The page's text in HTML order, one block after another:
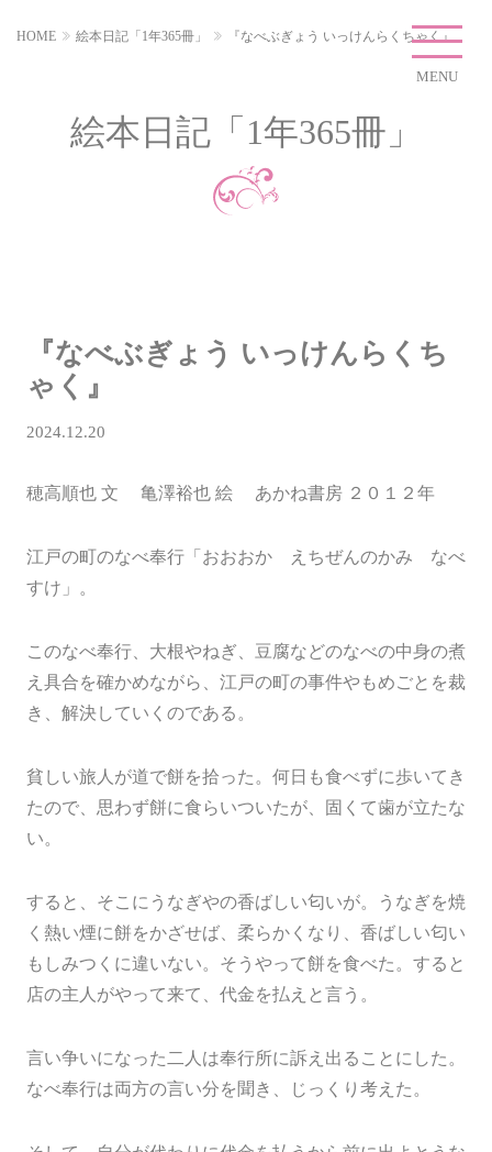
MENU
HOME 絵本日記「1年365冊」 『なべぶぎょう いっけんらくちゃく』
絵本日記「1年365冊」
『なべぶぎょう いっけんらくち
ゃく』
2024.12.20
穂高順也 文 亀澤裕也 絵 あかね書房 ２０１２年
江戸の町のなべ奉行「おおおか えちぜんのかみ なべ
すけ」。
このなべ奉行、大根やねぎ、豆腐などのなべの中身の煮
え具合を確かめながら、江戸の町の事件やもめごとを裁
き、解決していくのである。
貧しい旅人が道で餅を拾った。何日も食べずに歩いてき
たので、思わず餅に食らいついたが、固くて歯が立たな
い。
すると、そこにうなぎやの香ばしい匂いが。うなぎを焼
く熱い煙に餅をかざせば、柔らかくなり、香ばしい匂い
もしみつくに違いない。そうやって餅を食べた。すると
店の主人がやって来て、代金を払えと言う。
言い争いになった二人は奉行所に訴え出ることにした。
なべ奉行は両方の言い分を聞き、じっくり考えた。